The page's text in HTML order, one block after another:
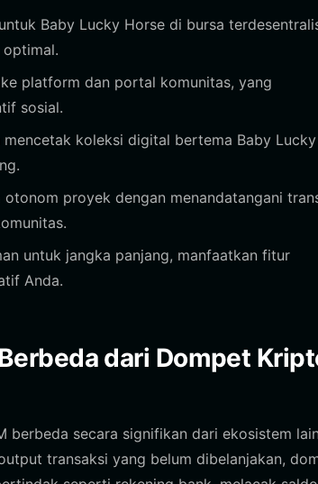
Baby Lucky Horse di bursa
platform dan portal komunitas, yang
sosial.
koleksi digital bertema Baby Lucky
proyek dengan menandatangani
untuk jangka panjang, manfaatkan fitur
Anda.
dari Dompet
berbeda secara signifikan dari ekosistem
transaksi yang belum dibelanjakan,